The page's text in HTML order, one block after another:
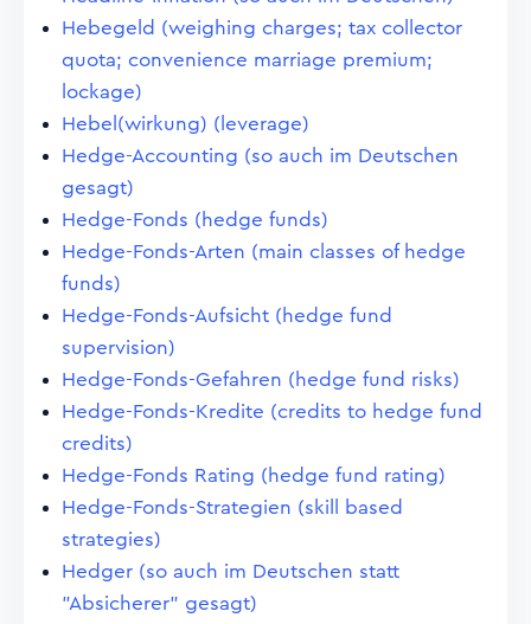
Hebegeld (weighing charges; tax collector
quota; convenience marriage premium;
lockage)
Hebel(wirkung) (leverage)
Hedge-Accounting (so auch im Deutschen
gesagt)
Hedge-Fonds (hedge funds)
Hedge-Fonds-Arten (main classes of hedge
funds)
Hedge-Fonds-Aufsicht (hedge fund
supervision)
Hedge-Fonds-Gefahren (hedge fund risks)
Hedge-Fonds-Kredite (credits to hedge fund
credits)
Hedge-Fonds Rating (hedge fund rating)
Hedge-Fonds-Strategien (skill based
strategies)
Hedger (so auch im Deutschen statt
"Absicherer" gesagt)